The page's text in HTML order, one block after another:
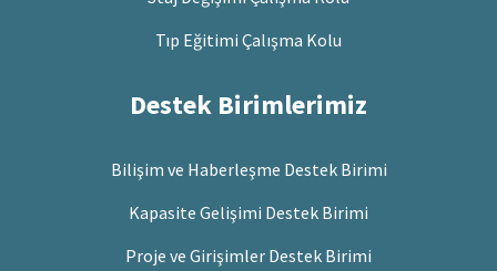
Tıp Eğitimi Çalışma Kolu
Destek Birimlerimiz
Bilişim ve Haberleşme Destek Birimi
Kapasite Gelişimi Destek Birimi
Proje ve Girişimler Destek Birimi